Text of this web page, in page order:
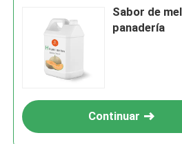
Sabor de
panadería
Continuar